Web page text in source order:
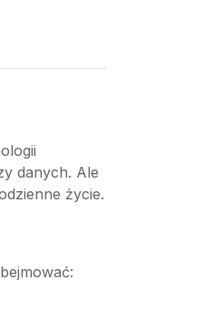
danych. Ale
życie.